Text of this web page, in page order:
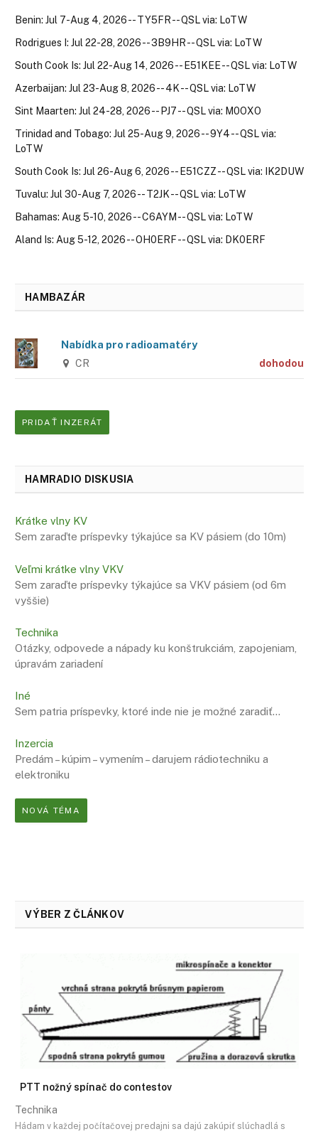
Benin: Jul 7-Aug 4, 2026 -- TY5FR -- QSL via: LoTW
Rodrigues I: Jul 22-28, 2026 -- 3B9HR -- QSL via: LoTW
South Cook Is: Jul 22-Aug 14, 2026 -- E51KEE -- QSL via: LoTW
Azerbaijan: Jul 23-Aug 8, 2026 -- 4K -- QSL via: LoTW
Sint Maarten: Jul 24-28, 2026 -- PJ7 -- QSL via: M0OXO
Trinidad and Tobago: Jul 25-Aug 9, 2026 -- 9Y4 -- QSL via:
LoTW
South Cook Is: Jul 26-Aug 6, 2026 -- E51CZZ -- QSL via: IK2DUW
Tuvalu: Jul 30-Aug 7, 2026 -- T2JK -- QSL via: LoTW
Bahamas: Aug 5-10, 2026 -- C6AYM -- QSL via: LoTW
Aland Is: Aug 5-12, 2026 -- OH0ERF -- QSL via: DK0ERF
HAMBAZÁR
Nabídka pro radioamatéry
CR dohodou
PRIDAŤ INZERÁT
HAMRADIO DISKUSIA
Krátke vlny KV
Sem zaraďte príspevky týkajúce sa KV pásiem (do 10m)
Veľmi krátke vlny VKV
Sem zaraďte príspevky týkajúce sa VKV pásiem (od 6m
vyššie)
Technika
Otázky, odpovede a nápady ku konštrukciám, zapojeniam,
úpravám zariadení
Iné
Sem patria príspevky, ktoré inde nie je možné zaradiť…
Inzercia
Predám – kúpim – vymením – darujem rádiotechniku a
elektroniku
NOVÁ TÉMA
VÝBER Z ČLÁNKOV
PTT nožný spínač do contestov
Technika
Hádam v každej počítačovej predajni sa dajú zakúpiť slúchadlá s